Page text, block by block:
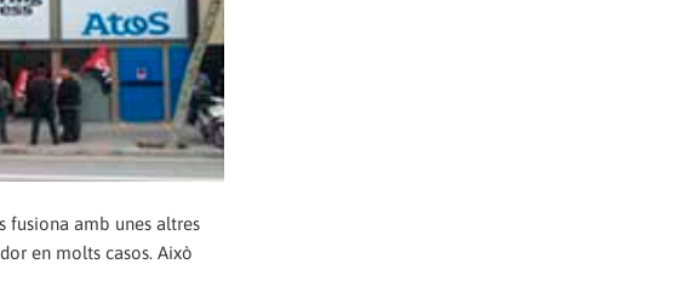
fusiona amb unes altres
en molts casos. Això